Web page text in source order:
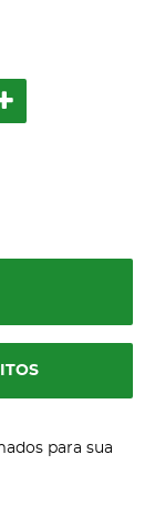
para sua